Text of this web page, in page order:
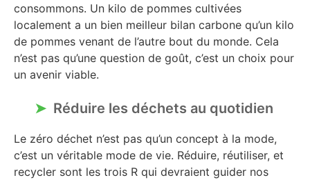
consommons. Un kilo de pommes cultivées
localement a un bien meilleur bilan carbone qu’un kilo
de pommes venant de l’autre bout du monde. Cela
n’est pas qu’une question de goût, c’est un choix pour
un avenir viable.
Réduire les déchets au quotidien
Le zéro déchet n’est pas qu’un concept à la mode,
c’est un véritable mode de vie. Réduire, réutiliser, et
recycler sont les trois R qui devraient guider nos